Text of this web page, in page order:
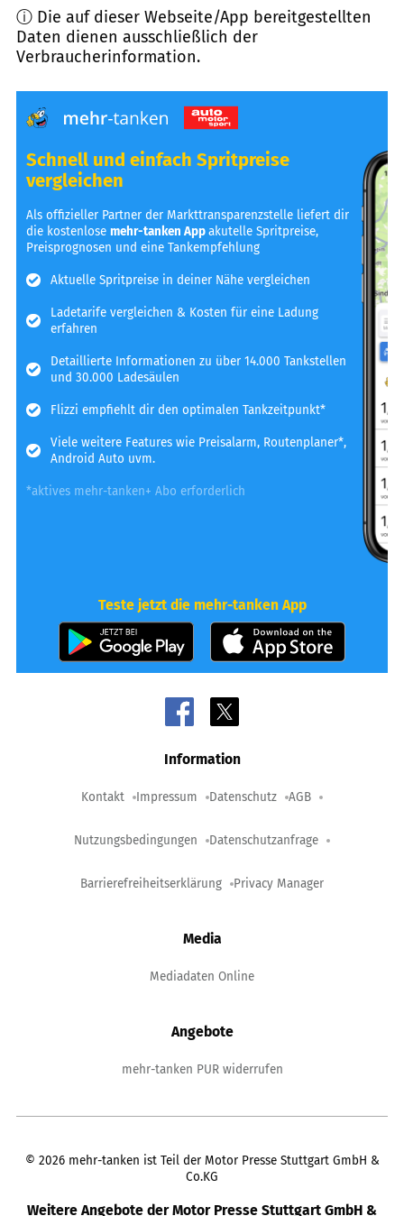
ⓘ Die auf dieser Webseite/App bereitgestellten
Daten dienen ausschließlich der
Verbraucherinformation.
Schnell und einfach Spritpreise
vergleichen
Als offizieller Partner der Markttransparenzstelle liefert dir
die kostenlosemehr-tanken Appakutelle Spritpreise,
Preisprognosen und eine Tankempfehlung
Aktuelle Spritpreise in deiner Nähe vergleichen
Ladetarife vergleichen & Kosten für eine Ladung
erfahren
Detaillierte Informationen zu über 14.000 Tankstellen
und 30.000 Ladesäulen
Flizzi empfiehlt dir den optimalen Tankzeitpunkt*
Viele weitere Features wie Preisalarm, Routenplaner*,
Android Auto uvm.
*aktives mehr-tanken+ Abo erforderlich
Teste jetzt die mehr-tanken App
Information
Kontakt Impressum Datenschutz AGB
Nutzungsbedingungen Datenschutzanfrage
Barrierefreiheitserklärung Privacy Manager
Media
Mediadaten Online
Angebote
mehr-tanken PUR widerrufen
© 2026 mehr-tanken ist Teil der Motor Presse Stuttgart GmbH &
Co.KG
Weitere Angebote der Motor Presse Stuttgart GmbH &